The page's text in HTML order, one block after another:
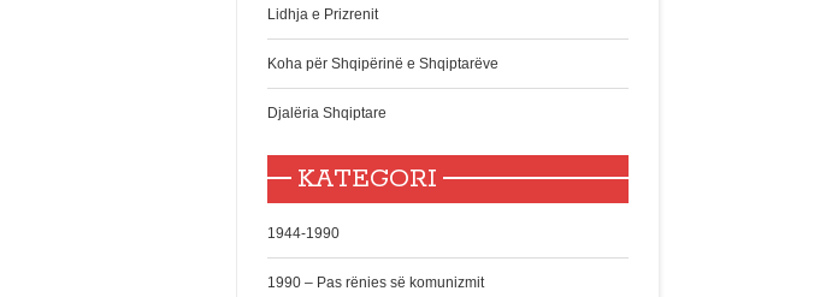
Lidhja e Prizrenit
Koha për Shqipërinë e Shqiptarëve
Djalëria Shqiptare
KATEGORI
1944-1990
1990 – Pas rënies së komunizmit